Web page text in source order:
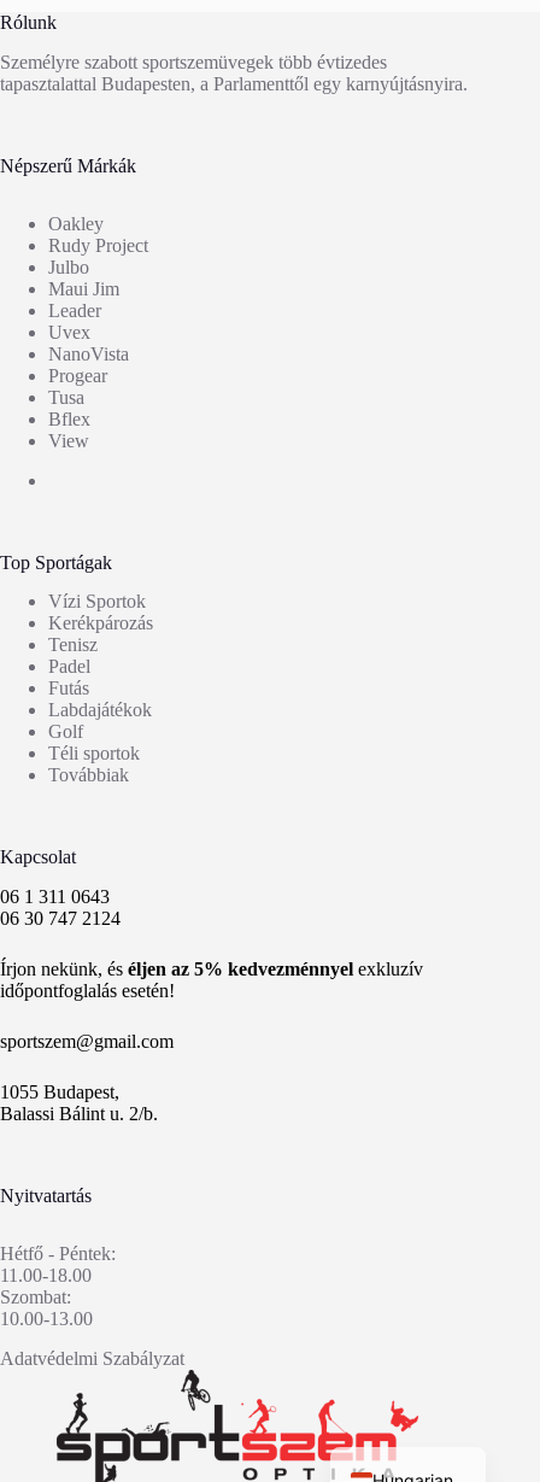
Rólunk
Személyre szabott sportszemüvegek több évtizedes
tapasztalattal Budapesten, a Parlamenttől egy karnyújtásnyira.
Népszerű Márkák
Oakley
Rudy Project
Julbo
Maui Jim
Leader
Uvex
NanoVista
Progear
Tusa
Bflex
View
Top Sportágak
Vízi Sportok
Kerékpározás
Tenisz
Padel
Futás
Labdajátékok
Golf
Téli sportok
Továbbiak
Kapcsolat
06 1 311 0643
06 30 747 2124
Írjon nekünk, és éljen az 5% kedvezménnyel exkluzív
időpontfoglalás esetén!
sportszem@gmail.com
1055 Budapest,
Balassi Bálint u. 2/b.
Nyitvatartás
Hétfő - Péntek:
11.00-18.00
Szombat:
10.00-13.00
Adatvédelmi Szabályzat
English